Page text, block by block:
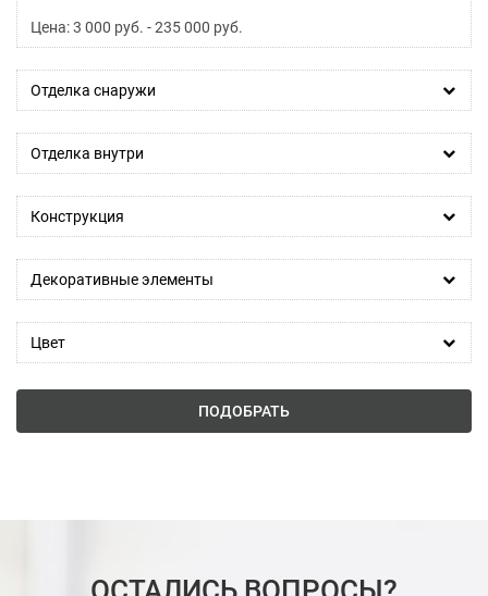
Цена:3 000 руб. -235 000 руб.
Отделка снаружи
Отделка внутри
Конструкция
Декоративные элементы
Цвет
ПОДОБРАТЬ